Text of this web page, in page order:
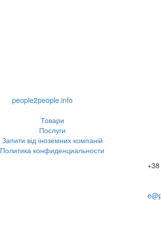
people2people.info
Товари
Послуги
Запити від іноземних компаній
Политика конфиденциальности